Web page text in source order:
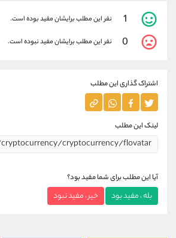
1 نفر این مطلب برایشان مفید بوده است.
0 نفر این مطلب برایشان مفید نبوده است.
اشتراک گذاری این مطلب
لینک این مطلب
آیا این مطلب برای شما مفید بود؟
بله ، مفید بود خیر ، مفید نبود